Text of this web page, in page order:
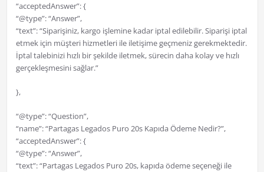
“acceptedAnswer”: {
“@type”: “Answer”,
“text”: “Siparişiniz, kargo işlemine kadar iptal edilebilir. Siparişi iptal
etmek için müşteri hizmetleri ile iletişime geçmeniz gerekmektedir.
İptal talebinizi hızlı bir şekilde iletmek, sürecin daha kolay ve hızlı
gerçekleşmesini sağlar.”
},
“@type”: “Question”,
“name”: “Partagas Legados Puro 20s Kapıda Ödeme Nedir?”,
“acceptedAnswer”: {
“@type”: “Answer”,
“text”: “Partagas Legados Puro 20s, kapıda ödeme seçeneği ile